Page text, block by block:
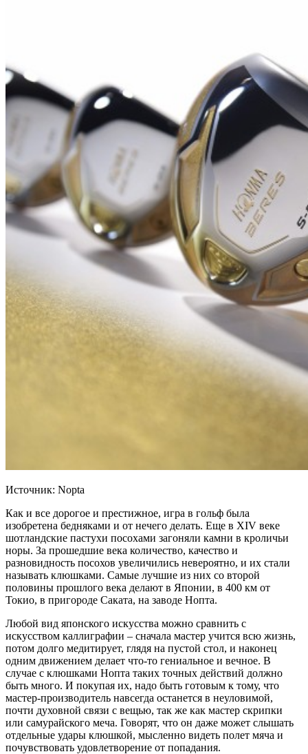
Источник: Nopta
Как и все дорогое и престижное, игра в гольф была
изобретена бедняками и от нечего делать. Еще в XIV веке
шотландские пастухи посохами загоняли камни в кроличьи
норы. За прошедшие века количество, качество и
разновидность посохов увеличились невероятно, и их стали
называть клюшками. Самые лучшие из них со второй
половины прошлого века делают в Японии, в 400 км от
Токио, в пригороде Саката, на заводе Нопта.
Любой вид японского искусства можно сравнить с
искусством каллиграфии – сначала мастер учится всю жизнь,
потом долго медитирует, глядя на пустой стол, и наконец
одним движением делает что-то гениальное и вечное. В
случае с клюшками Нопта таких точных действий должно
быть много. И покупая их, надо быть готовым к тому, что
мастер-производитель навсегда останется в неуловимой,
почти духовной связи с вещью, так же как мастер скрипки
или самурайского меча. Говорят, что он даже может слышать
отдельные удары клюшкой, мысленно видеть полет мяча и
почувствовать удовлетворение от попадания.